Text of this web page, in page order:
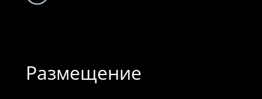
Размещение